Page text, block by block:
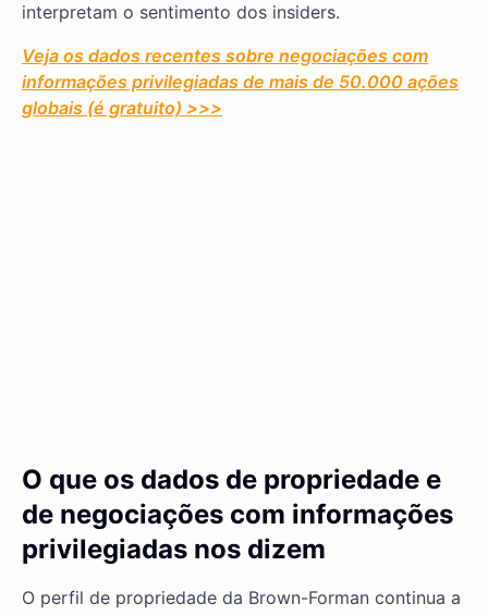
interpretam o sentimento dos insiders.
Veja os dados recentes sobre negociações com
informações privilegiadas de mais de 50.000 ações
globais (é gratuito) >>>
O que os dados de propriedade e
de negociações com informações
privilegiadas nos dizem
O perfil de propriedade da Brown-Forman continua a